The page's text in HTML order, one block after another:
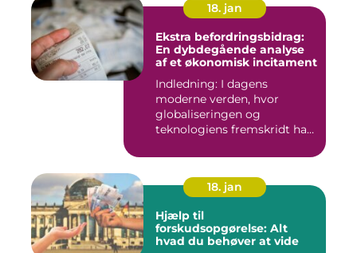
18. jan
Ekstra befordringsbidrag:
En dybdegående analyse
af et økonomisk incitament
Indledning: I dagens
moderne verden, hvor
globaliseringen og
teknologiens fremskridt har
18. jan
Hjælp til
forskudsopgørelse: Alt
hvad du behøver at vide